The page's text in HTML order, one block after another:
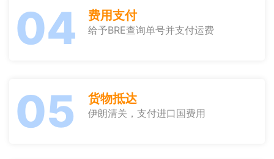
04 费用支付
给予BRE查询单号并支付运费
05 货物抵达
伊朗清关，支付进口国费用